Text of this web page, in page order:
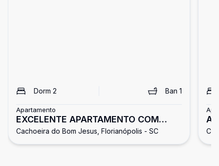
Dorm 2 Ban 1
Apartamento
EXCELENTE APARTAMENTO COM
VISTA PARA AO MAR!
Cachoeira do Bom Jesus, Florianópolis - SC